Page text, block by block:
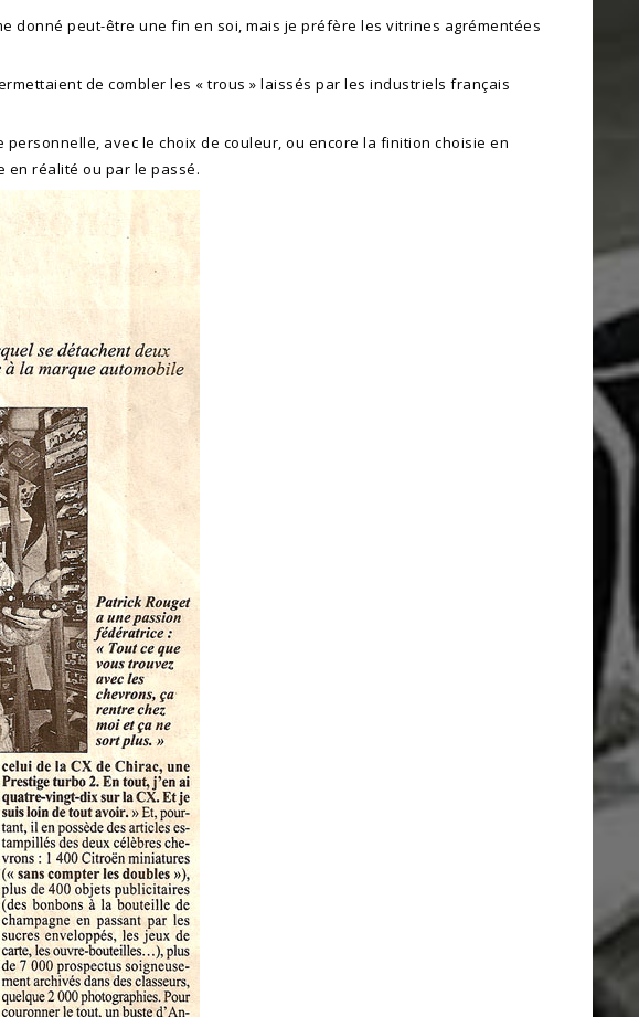
donné peut-être une fin en soi, mais je préfère les vitrines agrémentées
de combler les « trous » laissés par les industriels français
avec le choix de couleur, ou encore la finition choisie en
en réalité ou par le passé.